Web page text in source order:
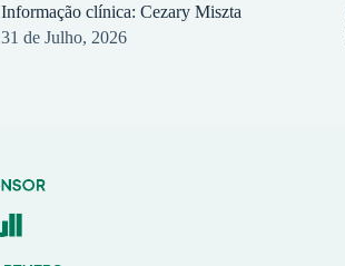
Informação clínica: Cezary Miszta
31 de Julho, 2026